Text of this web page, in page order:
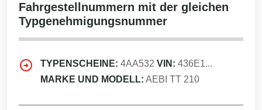
Fahrgestellnummern mit der gleichen
Typgenehmigungsnummer
TYPENSCHEINE: 4AA532 VIN: 436E1...
MARKE UND MODELL: AEBI TT 210